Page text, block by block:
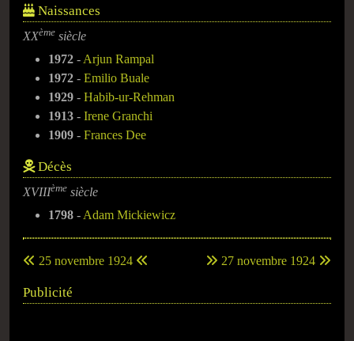
Naissances
XXème siècle
1972 - Arjun Rampal
1972 - Emilio Buale
1929 - Habib-ur-Rehman
1913 - Irene Granchi
1909 - Frances Dee
Décès
XVIIIème siècle
1798 -Adam Mickiewicz
25 novembre 1924 27 novembre 1924
Publicité